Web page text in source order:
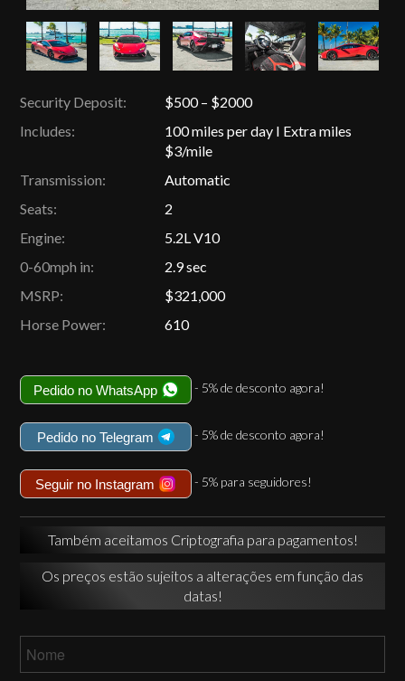
Security Deposit:
$500 – $2000
Includes:
100 miles per day I Extra miles
$3/mile
Transmission:
Automatic
Seats:
2
Engine:
5.2L V10
0-60mph in:
2.9 sec
MSRP:
$321,000
Horse Power:
610
Pedido no WhatsApp - 5% de desconto agora!
Pedido no Telegram - 5% de desconto agora!
Seguir no Instagram - 5% para seguidores!
Também aceitamos Criptografia para pagamentos!
Os preços estão sujeitos a alterações em função das
datas!